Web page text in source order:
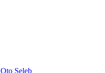
Oto Seleb